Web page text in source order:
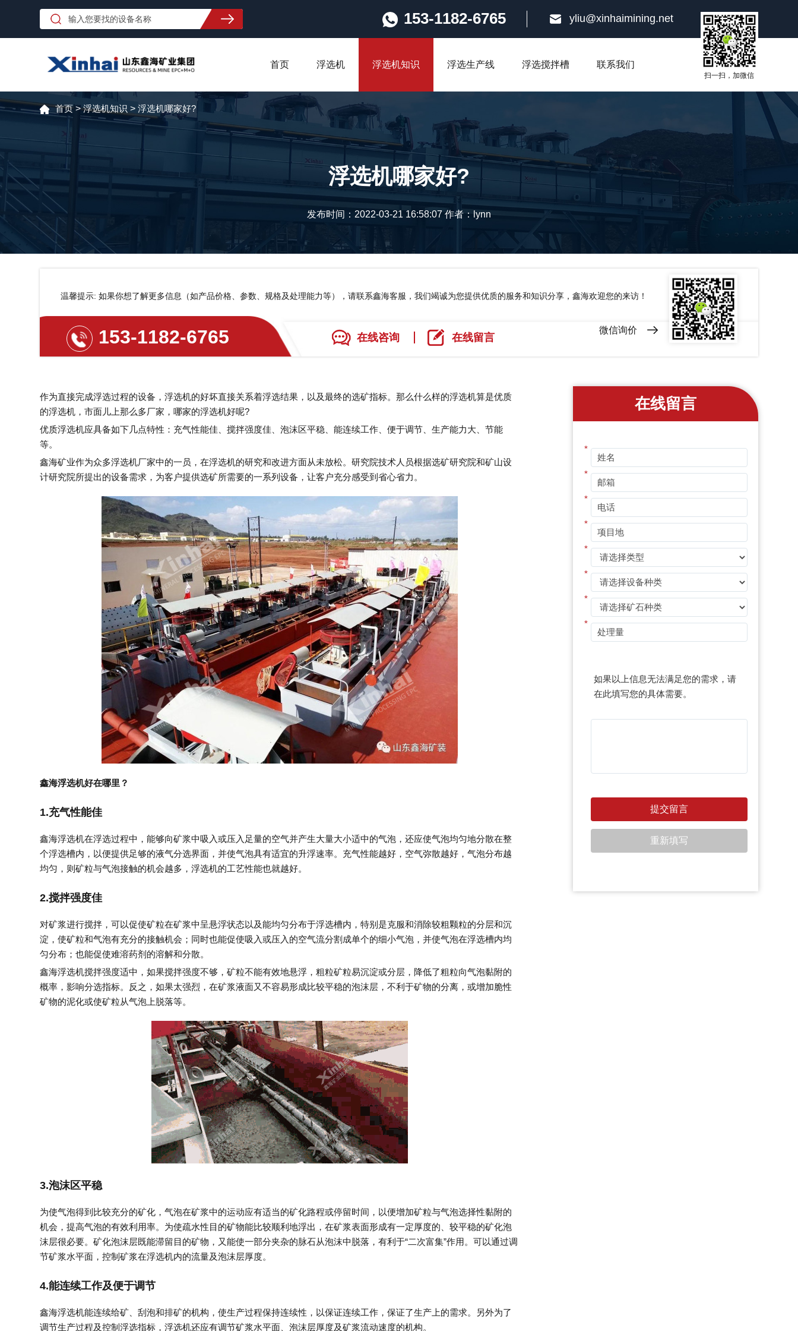
153-1182-6765 yliu@xinhaimining.net
扫一扫，加微信
首页 浮选机 浮选机知识 浮选生产线 浮选搅拌槽 联系我们
首页>浮选机知识 >浮选机哪家好?
浮选机哪家好?
发布时间：2022-03-21 16:58:07 作者：lynn
温馨提示: 如果你想了解更多信息（如产品价格、参数、规格及处理能力等），请联系鑫海客服，我们竭诚为您提供优质的服务和知识分享，鑫海欢迎您的来访！
153-1182-6765 在线咨询 在线留言
微信询价
作为直接完成浮选过程的设备，浮选机的好坏直接关系着浮选结果，以及最终的选矿指标。那么什么样的浮选机算是优质
的浮选机，市面儿上那么多厂家，哪家的浮选机好呢?
优质浮选机应具备如下几点特性：充气性能佳、搅拌强度佳、泡沫区平稳、能连续工作、便于调节、生产能力大、节能
等。
鑫海矿业作为众多浮选机厂家中的一员，在浮选机的研究和改进方面从未放松。研究院技术人员根据选矿研究院和矿山设
计研究院所提出的设备需求，为客户提供选矿所需要的一系列设备，让客户充分感受到省心省力。
鑫海浮选机好在哪里？
1.充气性能佳
鑫海浮选机在浮选过程中，能够向矿浆中吸入或压入足量的空气并产生大量大小适中的气泡，还应使气泡均匀地分散在整
个浮选槽内，以便提供足够的液气分选界面，并使气泡具有适宜的升浮速率。充气性能越好，空气弥散越好，气泡分布越
均匀，则矿粒与气泡接触的机会越多，浮选机的工艺性能也就越好。
2.搅拌强度佳
对矿浆进行搅拌，可以促使矿粒在矿浆中呈悬浮状态以及能均匀分布于浮选槽内，特别是克服和消除较粗颗粒的分层和沉
淀，使矿粒和气泡有充分的接触机会；同时也能促使吸入或压入的空气流分割成单个的细小气泡，并使气泡在浮选槽内均
匀分布；也能促使难溶药剂的溶解和分散。
鑫海浮选机搅拌强度适中，如果搅拌强度不够，矿粒不能有效地悬浮，粗粒矿粒易沉淀或分层，降低了粗粒向气泡黏附的
概率，影响分选指标。反之，如果太强烈，在矿浆液面又不容易形成比较平稳的泡沫层，不利于矿物的分离，或增加脆性
矿物的泥化或使矿粒从气泡上脱落等。
3.泡沫区平稳
为使气泡得到比较充分的矿化，气泡在矿浆中的运动应有适当的矿化路程或停留时间，以便增加矿粒与气泡选择性黏附的
机会，提高气泡的有效利用率。为使疏水性目的矿物能比较顺利地浮出，在矿浆表面形成有一定厚度的、较平稳的矿化泡
沫层很必要。矿化泡沫层既能滞留目的矿物，又能使一部分夹杂的脉石从泡沫中脱落，有利于“二次富集”作用。可以通过调
节矿浆水平面，控制矿浆在浮选机内的流量及泡沫层厚度。
4.能连续工作及便于调节
鑫海浮选机能连续给矿、刮泡和排矿的机构，使生产过程保持连续性，以保证连续工作，保证了生产上的需求。另外为了
调节生产过程及控制浮选指标，浮选机还应有调节矿浆水平面、泡沫层厚度及矿浆流动速度的机构。
在线留言
*
*
*
*
*
*
*
*
如果以上信息无法满足您的需求，请
在此填写您的具体需要。